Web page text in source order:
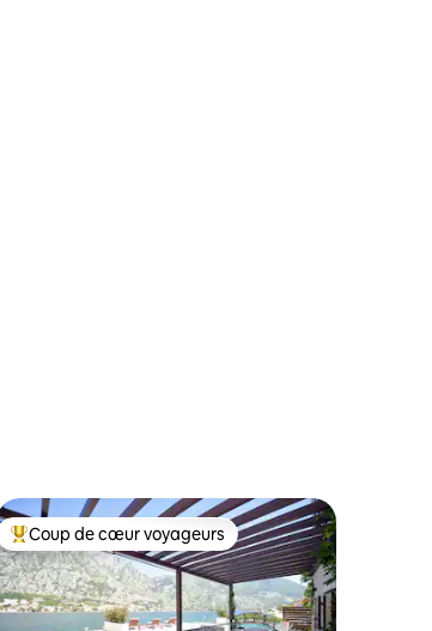
Coups de cœur voyageurs les plus appréciés
Coup de cœur voyageurs